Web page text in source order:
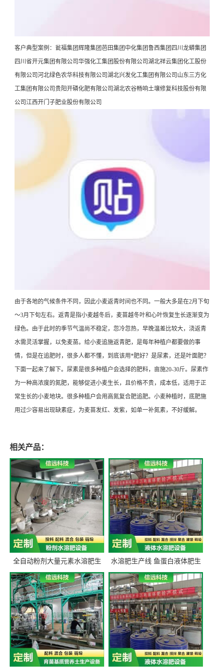
客户典型案例：瓮福集团辉隆集团芭田集团中化集团鲁西集团四川龙蟒集团
四川省开元集团有限公司华强化工集团股份有限公司湖北祥云集团化工股份
有限公司河北绿色农华科技有限公司湖北兴发化工集团有限公司山东三方化
工集团有限公司贵阳开磷化肥有限公司湖北农谷畅响土壤修复科技股份有限
公司江西开门子肥业股份有限公司
由于各地的气候条件不同，因此小麦返青时间也不同。一般大多是在2月下旬
～3月下旬左右。返青是指小麦越冬后，麦苗越冬叶和心叶恢复生长逐渐变为
绿色。由于此时的季节气温尚不稳定，忽冷忽热，早晚温差比较大，浇返青
水需灵活掌握，以免麦苗。给小麦追施返青肥，是每年种植户都要做的事
情，但是在追肥时，很多人都不懂，到底该用*肥好？是尿素，还是叶面肥？
下面一起来了解下。尿素是很多种植户会选择的肥料，亩施20-30斤。尿素作
为一种高浓度的氮肥，能够促进小麦生长，且价格不贵，成本低，适用于正
常生长的小麦地块。很多种植户会用高氮复合肥追肥。小麦种植时，底肥施
用过少容易出现缺素症，为麦苗发红、发紫，如单一补氮素，不好缓解。
相关产品：
全自动粉剂大量元素水溶肥生
产设备 信远科技肥料生产设备
源头厂家
水溶肥生产线 鱼蛋白液体肥生
产设备 氨基酸液态肥全套设备